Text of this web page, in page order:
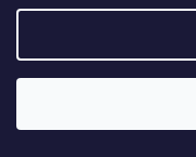
Přihlásit se